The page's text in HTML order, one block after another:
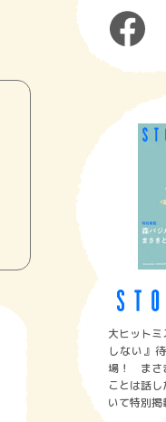
大ヒット
しない』
場！ まさ
ことは話
いて特別掲